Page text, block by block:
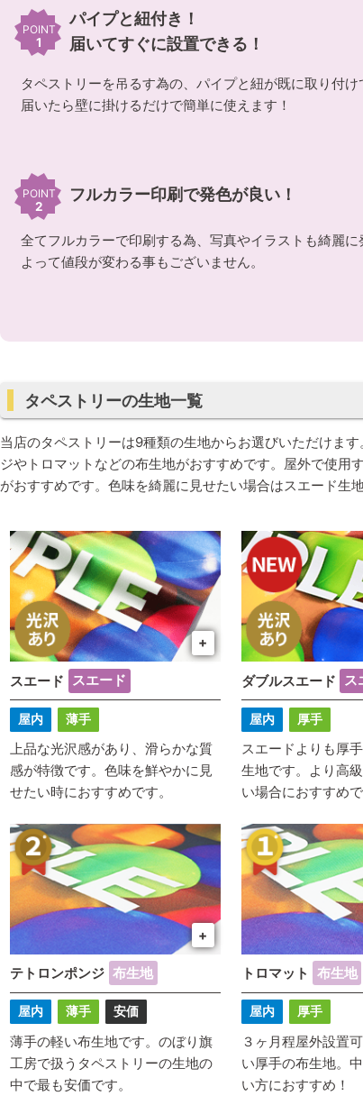
POINT
1
パイプと紐付き！
届いてすぐに設置できる！
タペストリーを吊るす為の、パイプと紐が既に取り付け
届いたら壁に掛けるだけで簡単に使えます！
POINT
2
フルカラー印刷で発色が良い！
全てフルカラーで印刷する為、写真やイラストも綺麗に
よって値段が変わる事もございません。
タペストリーの生地一覧
当店のタペストリーは9種類の生地からお選びいただけま
ジやトロマットなどの布生地がおすすめです。屋外で使用
がおすすめです。色味を綺麗に見せたい場合はスエード生
+
スエード スエード
屋内 薄手
上品な光沢感があり、滑らかな質
感が特徴です。色味を鮮やかに見
せたい時におすすめです。
ダブルスエード ス
屋内 厚手
スエードよりも厚
生地です。より高
い場合におすすめで
+
テトロンポンジ 布生地
屋内 薄手 安価
薄手の軽い布生地です。のぼり旗
工房で扱うタペストリーの生地の
中で最も安価です。
トロマット 布生地
屋内 厚手
３ヶ月程屋外設置
い厚手の布生地。
い方におすすめ！